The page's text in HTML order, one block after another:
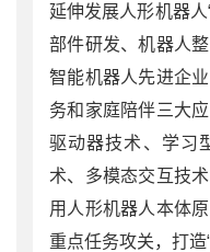
延伸发展人形机器人
部件研发、机器人
智能机器人先进企
务和家庭陪伴三大
驱动器技术、学习
术、多模态交互技
用人形机器人本体
重点任务攻关，打